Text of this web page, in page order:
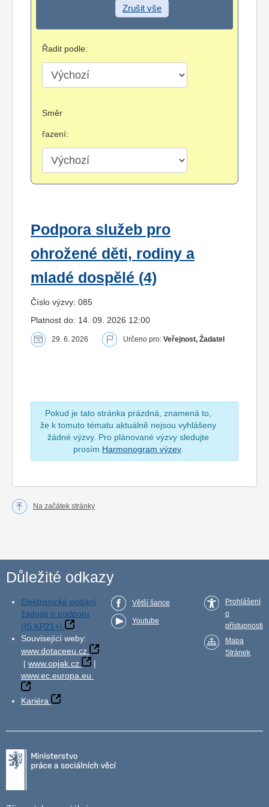
Zrušit vše
Řadit podle:
Směr
řazení:
Podpora služeb pro
ohrožené děti, rodiny a
mladé dospělé (4)
Číslo výzvy: 085
Platnost do: 14. 09. 2026 12:00
29. 6. 2026 Určeno pro: Veřejnost, Žadatel
Pokud je tato stránka prázdná, znamená to,
že k tomuto tématu aktuálně nejsou vyhlášeny
žádné výzvy. Pro plánované výzvy sledujte
prosím Harmonogram výzev.
Na začátek stránky
Důležité odkazy
Elektronické podání
žádosti o podporu
(IS KP21+)
Související weby:
www.dotaceeu.cz
| www.opjak.cz
|
www.ec.europa.eu
Kariéra
Větší šance
Youtube
Prohlášení
o
přístupnosti
Mapa
Stránek